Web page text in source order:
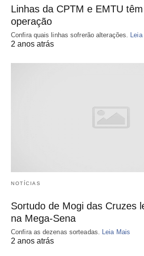
Linhas da CPTM e EMTU
operação
Confira quais linhas sofrerão alterações. Leia
2 anos atrás
NOTÍCIAS
Sortudo de Mogi das Cruzes
na Mega-Sena
Confira as dezenas sorteadas. Leia Mais
2 anos atrás